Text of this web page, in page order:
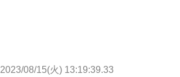
2023/08/15(火) 13:19:39.33